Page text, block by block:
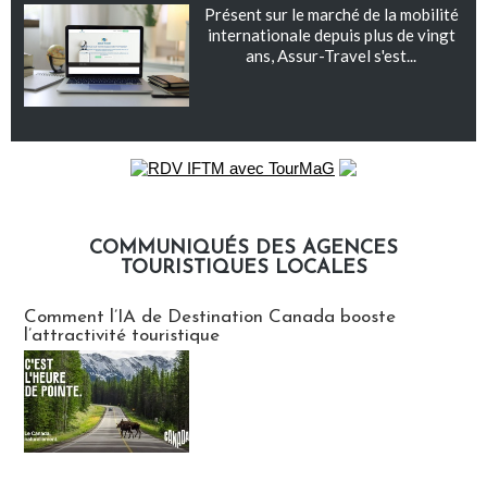
Présent sur le marché de la mobilité
internationale depuis plus de vingt
ans, Assur-Travel s'est...
COMMUNIQUÉS DES AGENCES
TOURISTIQUES LOCALES
Comment l’IA de Destination Canada booste
l’attractivité touristique